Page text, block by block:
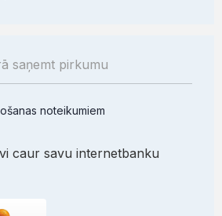
noteikumiem
caur savu internetbanku